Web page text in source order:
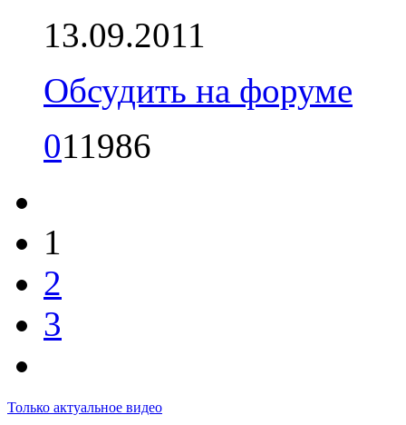
13.09.2011
Обсудить на форуме
011986
1
2
3
Только актуальное видео